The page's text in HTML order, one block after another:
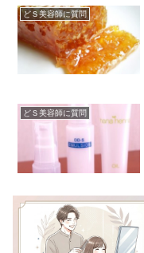
どＳ美容師に質問
どＳ美容師に質問